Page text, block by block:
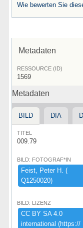
Wie bewerten Sie
Metadaten
RESSOURCE (ID)
1569
Metadaten
BILD DIA
TITEL
009.79
BILD: FOTOGRAF*IN
Feist,​ ​Peter ​H.​ ​(​
Q1250020)​
BILD: LIZENZ
CC ​BY ​SA ​4.​0 ​
international ​(​https:​/​/​